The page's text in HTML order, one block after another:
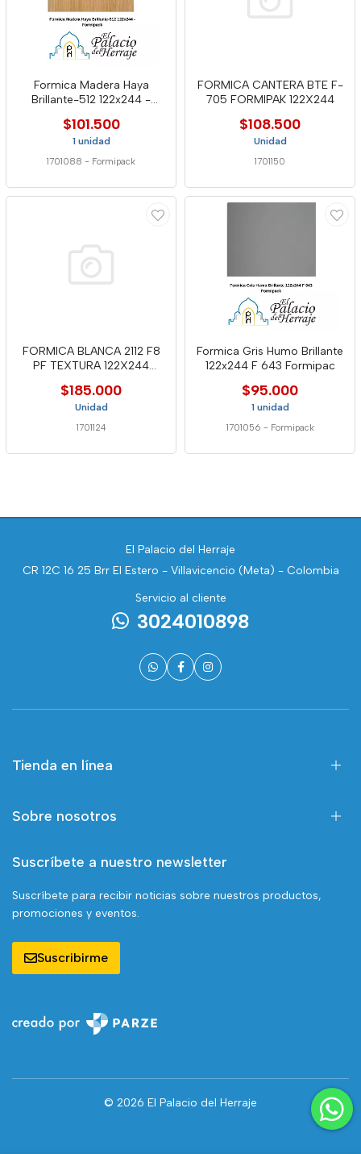
Formica Madera Haya
Brillante-512 122x244 -
$101.500
1 unidad
1701088 - Formipack
FORMICA CANTERA BTE F-
705 FORMIPAK 122X244
$108.500
Unidad
1701150
FORMICA BLANCA 2112 F8
PF TEXTURA 122X244
$185.000
Unidad
1701124
Formica Gris Humo Brillante
122x244 F 643 Formipac
$95.000
1 unidad
1701056 - Formipack
El Palacio del Herraje
CR 12C 16 25 Brr El Estero - Villavicencio (Meta) - Colombia
Servicio al cliente
3024010898
Tienda en línea
Sobre nosotros
Suscríbete a nuestro newsletter
Suscríbete para recibir noticias sobre nuestros productos,
promociones y eventos.
Suscribirme
© 2026 El Palacio del Herraje